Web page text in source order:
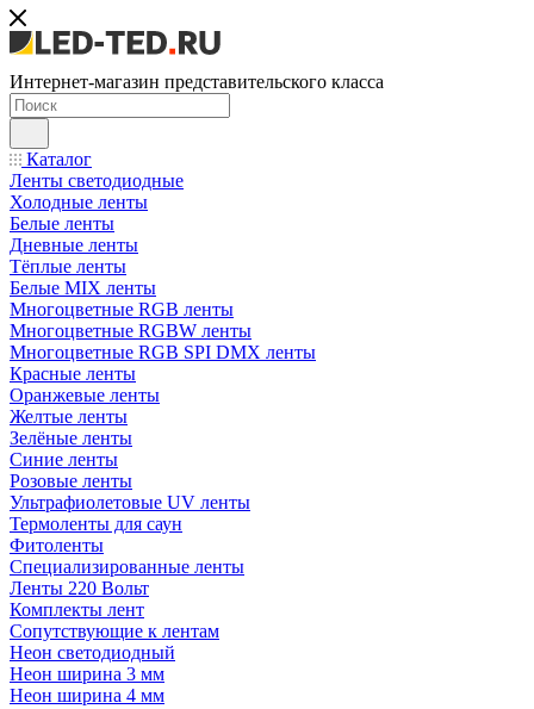
Интернет-магазин представительского класса
Каталог
Ленты светодиодные
Холодные ленты
Белые ленты
Дневные ленты
Тёплые ленты
Белые MIX ленты
Многоцветные RGB ленты
Многоцветные RGBW ленты
Многоцветные RGB SPI DMX ленты
Красные ленты
Оранжевые ленты
Желтые ленты
Зелёные ленты
Синие ленты
Розовые ленты
Ультрафиолетовые UV ленты
Термоленты для саун
Фитоленты
Специализированные ленты
Ленты 220 Вольт
Комплекты лент
Сопутствующие к лентам
Неон светодиодный
Неон ширина 3 мм
Неон ширина 4 мм